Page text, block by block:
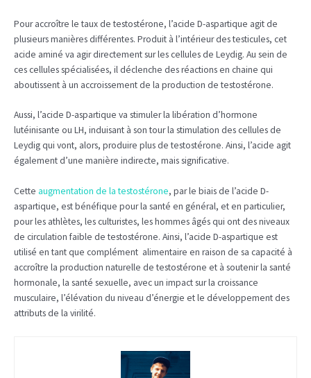
Pour accroître le taux de testostérone, l’acide D-aspartique agit de
plusieurs manières différentes. Produit à l’intérieur des testicules, cet
acide aminé va agir directement sur les cellules de Leydig. Au sein de
ces cellules spécialisées, il déclenche des réactions en chaine qui
aboutissent à un accroissement de la production de testostérone.
Aussi, l’acide D-aspartique va stimuler la libération d’hormone
lutéinisante ou LH, induisant à son tour la stimulation des cellules de
Leydig qui vont, alors, produire plus de testostérone. Ainsi, l’acide agit
également d’une manière indirecte, mais significative.
Cette augmentation de la testostérone, par le biais de l’acide D-
aspartique, est bénéfique pour la santé en général, et en particulier,
pour les athlètes, les culturistes, les hommes âgés qui ont des niveaux
de circulation faible de testostérone. Ainsi, l’acide D-aspartique est
utilisé en tant que complément alimentaire en raison de sa capacité à
accroître la production naturelle de testostérone et à soutenir la santé
hormonale, la santé sexuelle, avec un impact sur la croissance
musculaire, l’élévation du niveau d’énergie et le développement des
attributs de la virilité.